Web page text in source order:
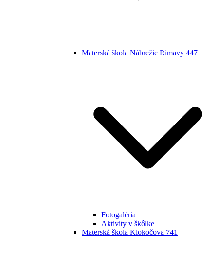
Materská škola Nábrežie Rimavy 447
Fotogaléria
Aktivity v škôlke
Materská škola Klokočova 741